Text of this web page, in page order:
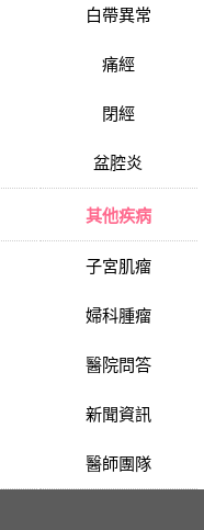
白帶異常
痛經
閉經
盆腔炎
其他疾病
子宮肌瘤
婦科腫瘤
醫院問答
新聞資訊
醫師團隊